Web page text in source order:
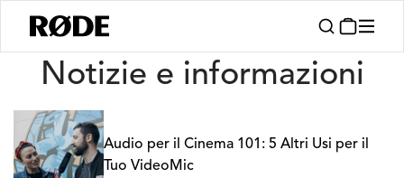
Notizie
Notizie e informazioni
Audio per il Cinema 101: 5 Altri Usi per il
Tuo VideoMic